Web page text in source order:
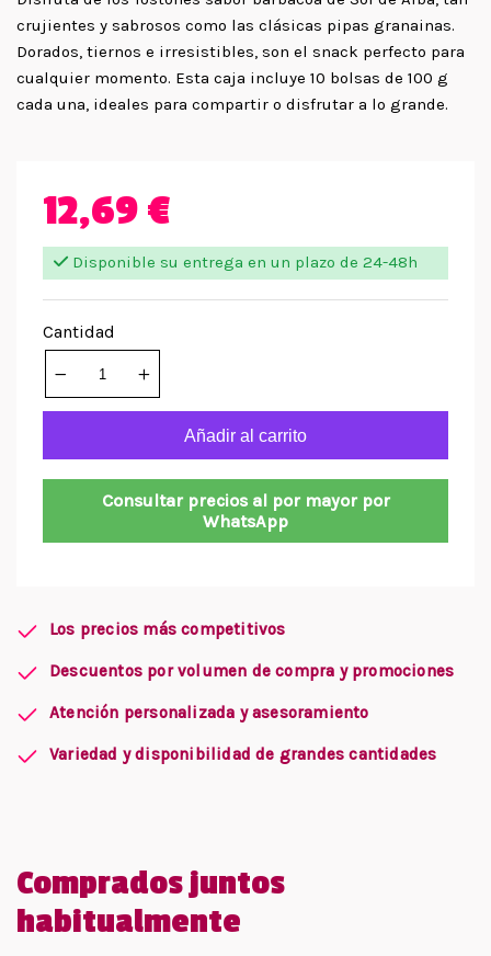
crujientes y sabrosos como las clásicas pipas granainas.
Dorados, tiernos e irresistibles, son el snack perfecto para
cualquier momento. Esta caja incluye 10 bolsas de 100 g
cada una, ideales para compartir o disfrutar a lo grande.
12,69 €
Disponible su entrega en un plazo de 24-48h
Cantidad
Añadir al carrito
Consultar precios al por mayor por
WhatsApp
Los precios más competitivos
Descuentos por volumen de compra y promociones
Atención personalizada y asesoramiento
Variedad y disponibilidad de grandes cantidades
Comprados juntos
habitualmente